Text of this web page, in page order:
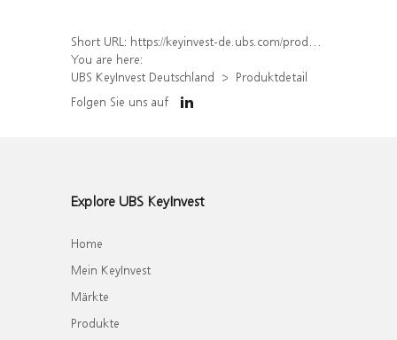
Short URL: https://keyinvest-de.ubs.com/produkt/detail/index/isin/DE000WA6L6W0
You are here:
UBS KeyInvest Deutschland
Produktdetail
Folgen Sie uns auf
Explore UBS KeyInvest
Home
Mein KeyInvest
Märkte
Produkte